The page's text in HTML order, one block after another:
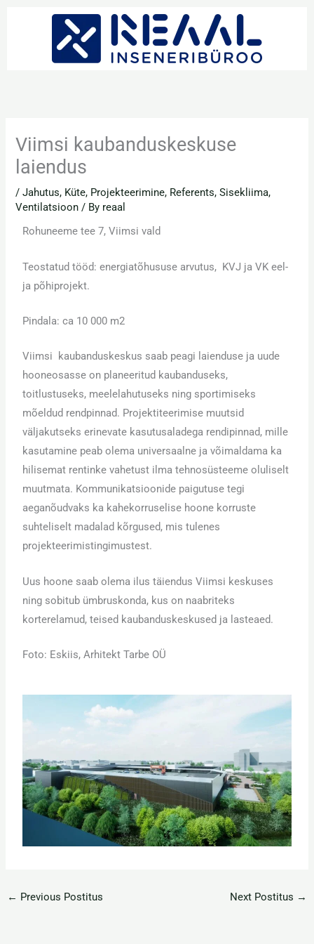
Viimsi kaubanduskeskuse
laiendus
/Jahutus, Küte, Projekteerimine, Referents,Sisekliima,
Ventilatsioon / By reaal
Rohuneeme tee 7, Viimsi vald
Teostatud tööd: energiatõhususe arvutus, KVJ ja VK eel-
ja põhiprojekt.
Pindala: ca 10 000 m2
Viimsi kaubanduskeskus saab peagi laienduse ja uude
hooneosasse on planeeritud kaubanduseks,
toitlustuseks, meelelahutuseks ning sportimiseks
mõeldud rendpinnad. Projektiteerimise muutsid
väljakutseks erinevate kasutusaladega rendipinnad, mille
kasutamine peab olema universaalne ja võimaldama ka
hilisemat rentinke vahetust ilma tehnosüsteeme oluliselt
muutmata. Kommunikatsioonide paigutuse tegi
aeganõudvaks ka kahekorruselise hoone korruste
suhteliselt madalad kõrgused, mis tulenes
projekteerimistingimustest.
Uus hoone saab olema ilus täiendus Viimsi keskuses
ning sobitub ümbruskonda, kus on naabriteks
korterelamud, teised kaubanduskeskused ja lasteaed.
Foto: Eskiis, Arhitekt Tarbe OÜ
← Previous Postitus Next Postitus →